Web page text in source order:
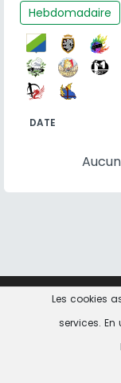
Hebdomadaire
DATE
Les cookies
services.